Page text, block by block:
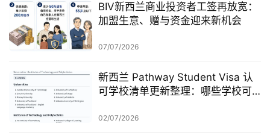
BIV新西兰商业投资者工签再放宽：
加盟生意、赠与资金迎来新机会
07/07/2026
新西兰 Pathway Student Visa 认
可学校清单更新整理：哪些学校可
02/07/2026